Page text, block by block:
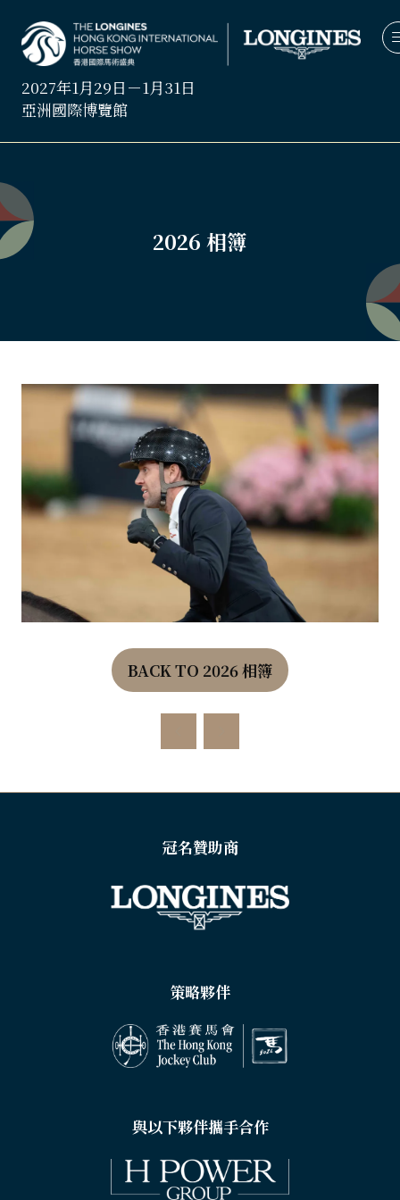
2027年1月29日－1月31日
亞洲國際博覽館
2026 相簿
BACK TO 2026 相簿
(OPENS
NEW
冠名贊助商
策略夥伴
與以下夥伴攜手合作